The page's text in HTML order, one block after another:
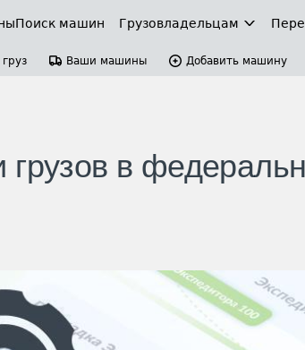
Поиск машин Грузовладельцам
Ваши машины Добавить машину
грузов в